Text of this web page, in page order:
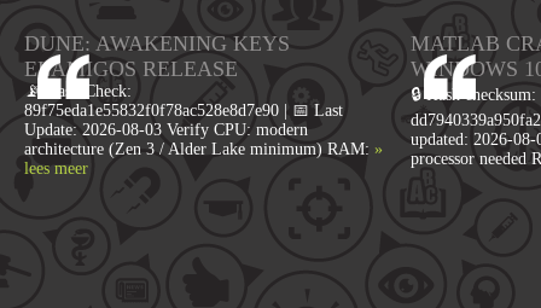
DUNE: AWAKENING KEYS
ELAMIGOS RELEASE
📡 Hash Check:
89f75eda1e55832f0f78ac528e8d7e90 | 📅 Last
Update: 2026-08-03 Verify CPU: modern
architecture (Zen 3 / Alder Lake minimum) RAM: »
lees meer
MATLAB
WINDOWS
🔒 Hash checksum:
updated: 2026-
processor